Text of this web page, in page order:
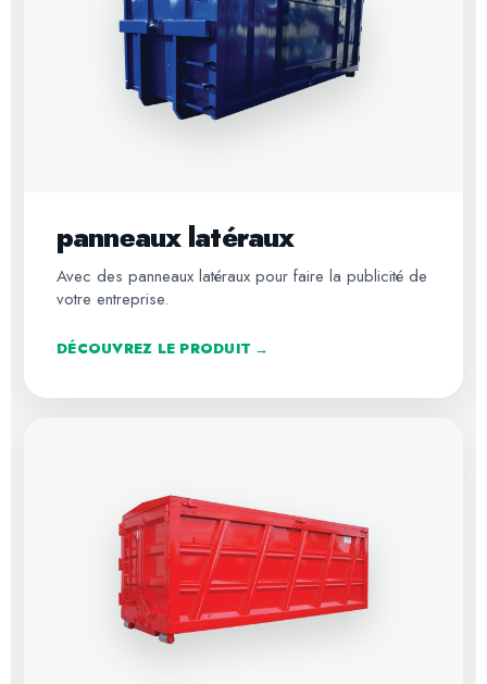
panneaux latéraux
Avec des panneaux latéraux pour faire la publicité de
votre entreprise.
DÉCOUVREZ LE PRODUIT →